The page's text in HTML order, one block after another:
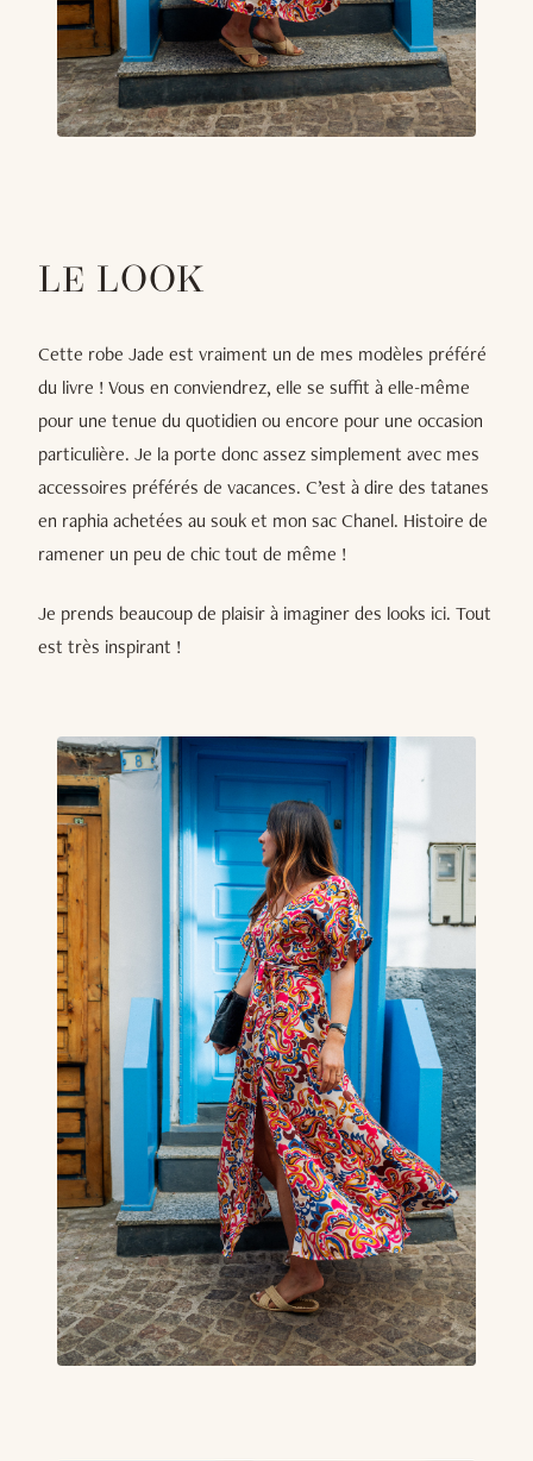
LE LOOK
Cette robe Jade est vraiment un de mes modèles préféré
du livre ! Vous en conviendrez, elle se suffit à elle-même
pour une tenue du quotidien ou encore pour une occasion
particulière. Je la porte donc assez simplement avec mes
accessoires préférés de vacances. C’est à dire des tatanes
en raphia achetées au souk et mon sac Chanel. Histoire de
ramener un peu de chic tout de même !
Je prends beaucoup de plaisir à imaginer des looks ici. Tout
est très inspirant !